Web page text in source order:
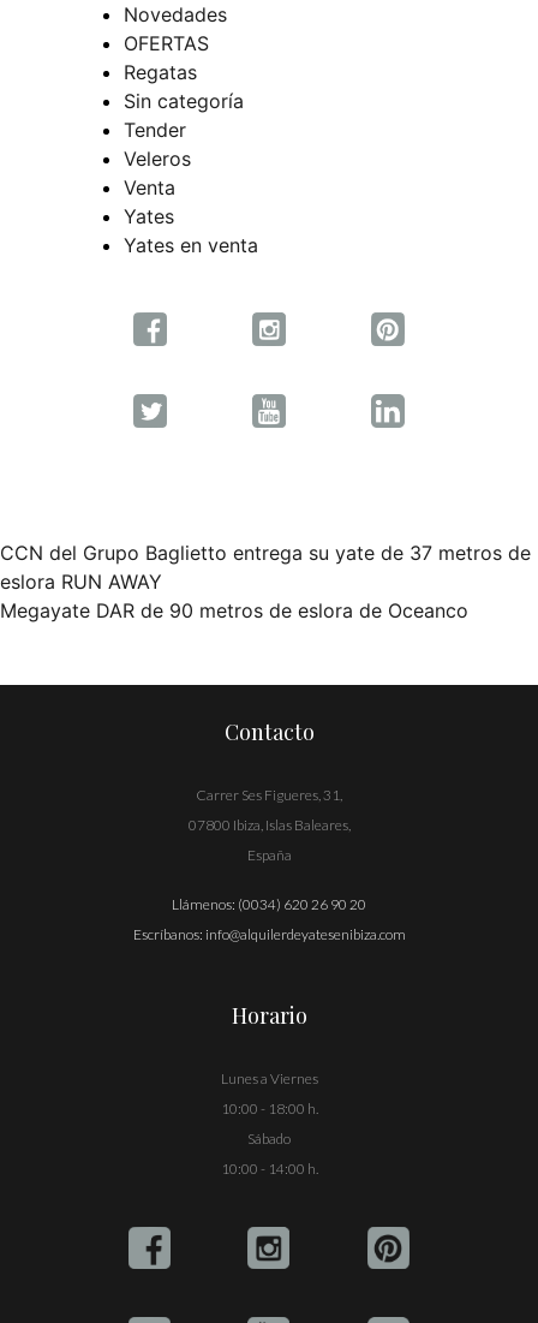
Novedades
OFERTAS
Regatas
Sin categoría
Tender
Veleros
Venta
Yates
Yates en venta
Navegación
de
CCN del Grupo Baglietto entrega su yate de 37 metros de
eslora RUN AWAY
Megayate DAR de 90 metros de eslora de Oceanco
Contacto
Carrer Ses Figueres, 31,
07800 Ibiza, Islas Baleares,
España
Llámenos: (0034) 620 26 90 20
Escríbanos: info@alquilerdeyatesenibiza.com
Horario
Lunes a Viernes
10:00 - 18:00 h.
Sábado
10:00 - 14:00 h.